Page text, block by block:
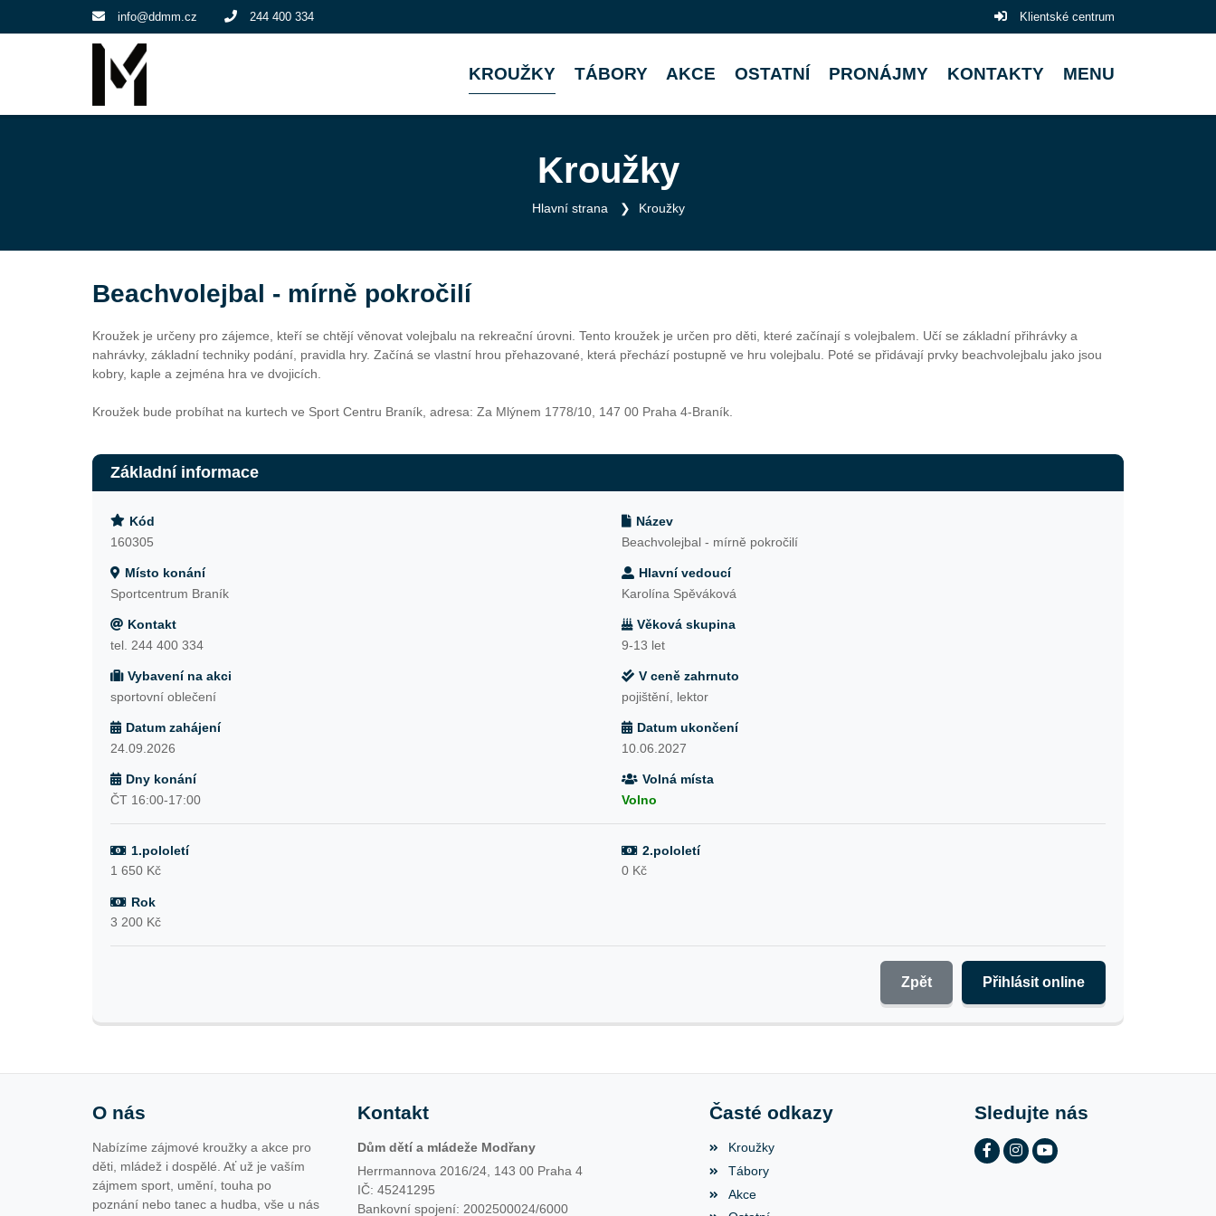
info@ddmm.cz 244 400 334 Klientské centrum
KROUŽKY TÁBORY AKCE OSTATNÍ PRONÁJMY KONTAKTY MENU
Kroužky
Hlavní strana Kroužky
Beachvolejbal - mírně pokročilí
Kroužek je určeny pro zájemce, kteří se chtějí věnovat volejbalu na rekreační úrovni. Tento kroužek je určen pro děti, které začínají s volejbalem. Učí se základní přihrávky a
nahrávky, základní techniky podání, pravidla hry. Začíná se vlastní hrou přehazované, která přechází postupně ve hru volejbalu. Poté se přidávají prvky beachvolejbalu jako jsou
kobry, kaple a zejména hra ve dvojicích.
Kroužek bude probíhat na kurtech ve Sport Centru Braník, adresa: Za Mlýnem 1778/10, 147 00 Praha 4-Braník.
Základní informace
Kód
160305
Název
Beachvolejbal - mírně pokročilí
Místo konání
Sportcentrum Braník
Hlavní vedoucí
Karolína Spěváková
Kontakt
tel. 244 400 334
Věková skupina
9-13 let
Vybavení na akci
sportovní oblečení
V ceně zahrnuto
pojištění, lektor
Datum zahájení
24.09.2026
Datum ukončení
10.06.2027
Dny konání
ČT 16:00-17:00
Volná místa
Volno
1.pololetí
1 650 Kč
2.pololetí
0 Kč
Rok
3 200 Kč
Přihlásit online
Zpět
O nás
Nabízíme zájmové kroužky a akce pro
děti, mládež i dospělé. Ať už je vaším
zájmem sport, umění, touha po
poznání nebo tanec a hudba, vše u nás
Kontakt
Dům dětí a mládeže Modřany
Herrmannova 2016/24, 143 00 Praha 4
IČ: 45241295
Bankovní spojení: 2002500024/6000
Časté odkazy
Kroužky
Tábory
Akce
Sledujte nás